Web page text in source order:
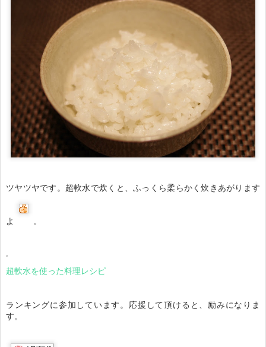
ツヤツヤです。超軟水で炊くと、ふっくら柔らかく炊きあがります
よ 。
超軟水を使った料理レシピ
ランキングに参加しています。応援して頂けると、励みになりま
す。